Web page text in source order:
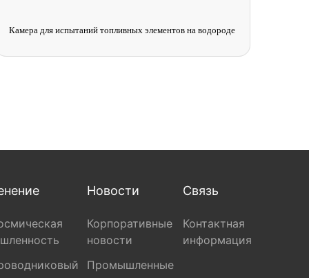
Камера испытаний на высокие и низкие температуры с
Новости
Корпоративные
новости
Промышленные
Связь
Контактная
информация